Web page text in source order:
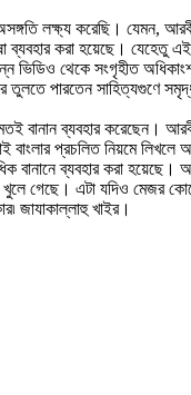
লক্ষ্য করেছি। যেমন, আরবী
ব্যবহার করা হয়েছে। যেহেতু
ভিডিও থেকে সংগৃহীত
পারতেন সাহিত্যগুণে
বানান ব্যবহার করেছেন।
বাংলার প্রচলিত নিয়মে
বানানে ব্যবহার করা হয়েছে।
খুলে গেছে। এটা যদিও মেজর
জাযাকাল্লাহু খাইর।